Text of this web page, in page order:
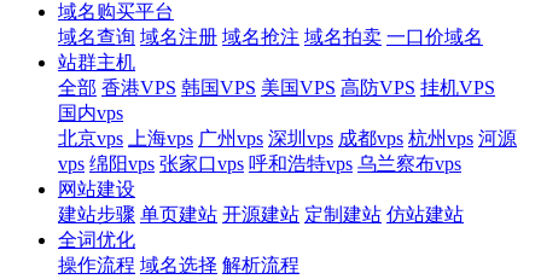
域名购买平台
域名查询 域名注册 域名抢注 域名拍卖 一口价域名
站群主机
全部 香港VPS 韩国VPS 美国VPS 高防VPS 挂机VPS
国内vps
北京vps
上海vps 广州vps 深圳vps 成都vps 杭州vps 河源
vps 绵阳vps 张家口vps 呼和浩特vps 乌兰察布vps
网站建设
建站步骤 单页建站 开源建站 定制建站 仿站建站
全词优化
操作流程 域名选择 解析流程